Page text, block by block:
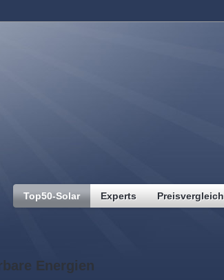
Top50-Solar Experts Preisvergleich
Energien